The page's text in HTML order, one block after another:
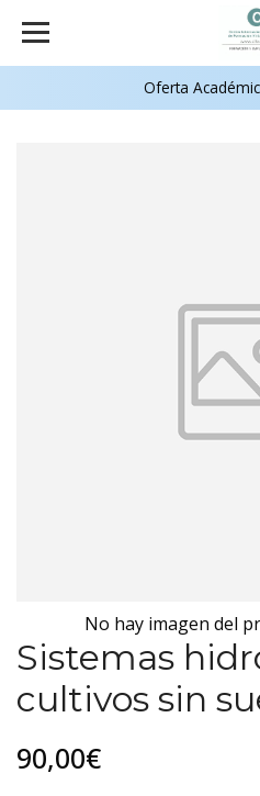
Oferta
No hay imagen del
Sistemas
cultivos sin
90,00€